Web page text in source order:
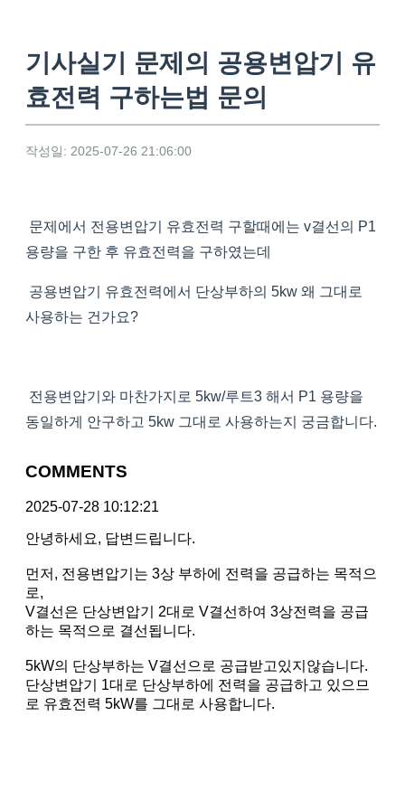
기사실기 문제의 공용변압기 유
효전력 구하는법 문의
작성일: 2025-07-26 21:06:00
문제에서 전용변압기 유효전력 구할때에는 v결선의 P1
용량을 구한 후 유효전력을 구하였는데
공용변압기 유효전력에서 단상부하의 5kw 왜 그대로
사용하는 건가요?
전용변압기와 마찬가지로 5kw/루트3 해서 P1 용량을
동일하게 안구하고 5kw 그대로 사용하는지 궁금합니다.
COMMENTS
2025-07-28 10:12:21
안녕하세요, 답변드립니다.
먼저, 전용변압기는 3상 부하에 전력을 공급하는 목적으
로,
V결선은 단상변압기 2대로 V결선하여 3상전력을 공급
하는 목적으로 결선됩니다.
5kW의 단상부하는 V결선으로 공급받고있지않습니다.
단상변압기 1대로 단상부하에 전력을 공급하고 있으므
로 유효전력 5kW를 그대로 사용합니다.